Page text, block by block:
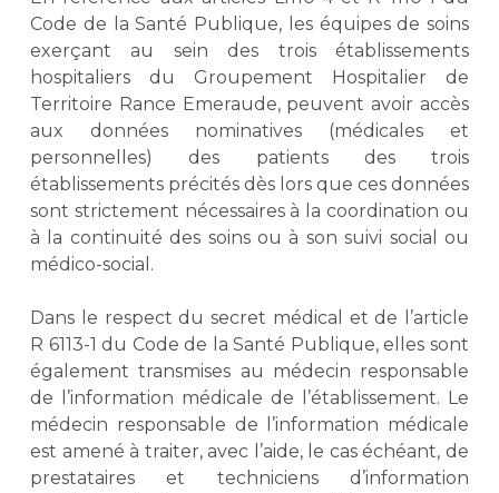
Code de la Santé Publique, les équipes de soins
exerçant au sein des trois établissements
hospitaliers du Groupement Hospitalier de
Territoire Rance Emeraude, peuvent avoir accès
aux données nominatives (médicales et
personnelles) des patients des trois
établissements précités dès lors que ces données
sont strictement nécessaires à la coordination ou
à la continuité des soins ou à son suivi social ou
médico-social.
Dans le respect du secret médical et de l’article
R 6113-1 du Code de la Santé Publique, elles sont
également transmises au médecin responsable
de l’information médicale de l’établissement. Le
médecin responsable de l’information médicale
est amené à traiter, avec l’aide, le cas échéant, de
prestataires et techniciens d’information